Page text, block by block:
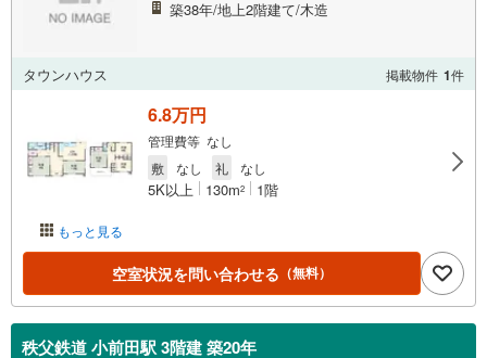
築38年/地上2階建て/木造
タウンハウス 掲載物件 1件
もっと見る
6.8万円
管理費等 なし
敷
なし 礼 なし
5K以上 130m2 1階
空室状況を問い合わせる （無料）
秩父鉄道 小前田駅 3階建 築20年